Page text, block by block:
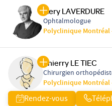
Gery LAVERDURE
Ophtalmologue
Polyclinique Montréal
Thierry LE TIEC
Chirurgien
Polyclinique Montréal
Rendez-vous